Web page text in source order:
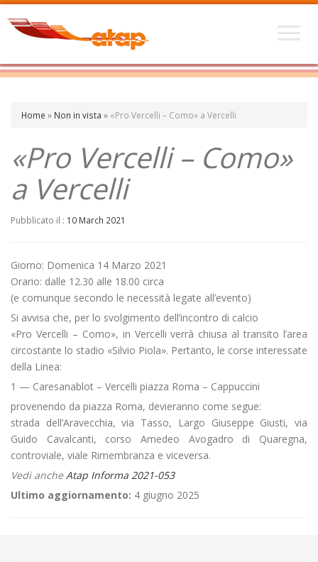
Home » Non in vista » «Pro Vercelli – Como» a Vercelli
«Pro Vercelli – Como»
a Vercelli
Pubblicato il : 10 March 2021
Giorno: Domenica 14 Marzo 2021
Orario: dalle 12.30 alle 18.00 circa
(e comunque secondo le necessità legate all’evento)
Si avvisa che, per lo svolgimento dell’incontro di calcio
«Pro Vercelli – Como», in Vercelli verrà chiusa al transito l’area
circostante lo stadio «Silvio Piola». Pertanto, le corse interessate
della Linea:
1 — Caresanablot – Vercelli piazza Roma – Cappuccini
provenendo da piazza Roma, devieranno come segue:
strada dell’Aravecchia, via Tasso, Largo Giuseppe Giusti, via
Guido Cavalcanti, corso Amedeo Avogadro di Quaregna,
controviale, viale Rimembranza e viceversa.
Vedi ancheAtap Informa 2021-053
Ultimo aggiornamento: 4 giugno 2025